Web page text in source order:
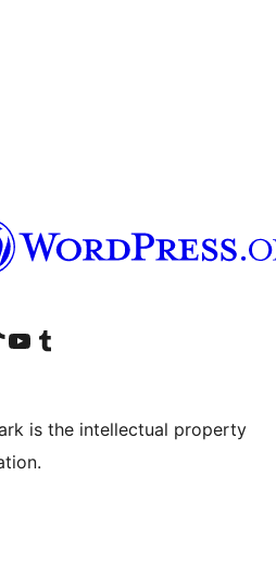
Instagram
LinkedIn
account TikTok
Visita il nostro canale YouTube
Visita il nostro account Tumblr
is the intellectual property